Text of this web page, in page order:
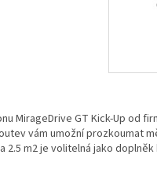
MirageDrive GT Kick-Up od
vám umožní
m2 je volitelná jako doplněk